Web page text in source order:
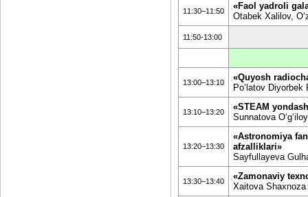
11:30–11:50
«Faol yadroli
Otabek Xalilov,
11:50-13:00
13:00–13:10
«Quyosh
Poʻlatov
13:10–13:20
«STEAM
Sunnatova
13:20–13:30
«Astronomiya
afzalliklari»
Sayfullayeva
13:30–13:40
«Zamonaviy
Xaitova